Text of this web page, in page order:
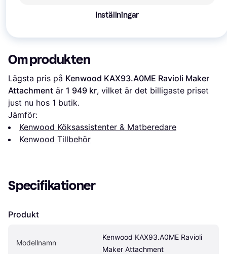
Electronics
Om produkten
Lägsta pris på Kenwood KAX93.A0ME Ravioli Maker
Attachment är 1 949 kr, vilket är det billigaste priset
just nu hos 1 butik.
Jämför:
Kenwood Köksassistenter & Matberedare
Kenwood Tillbehör
Specifikationer
Produkt
Modellnamn
Kenwood KAX93.A0ME Ravioli
Maker Attachment
Inställningar